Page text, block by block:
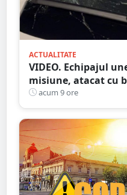
ACTUALITATE
VIDEO. Echipajul
misiune, atacat cu
într-un județ din
zvonurilor de pe Tik
acum 9 ore